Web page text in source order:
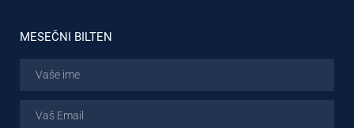
MESEČNI BILTEN